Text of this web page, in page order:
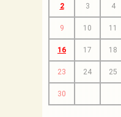
2 3 4
9 10 11
16 17 18
23 24 25
30